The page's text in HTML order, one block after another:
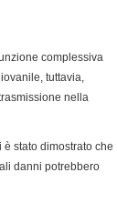
complessiva
tuttavia,
nella
stato dimostrato che
danni potrebbero